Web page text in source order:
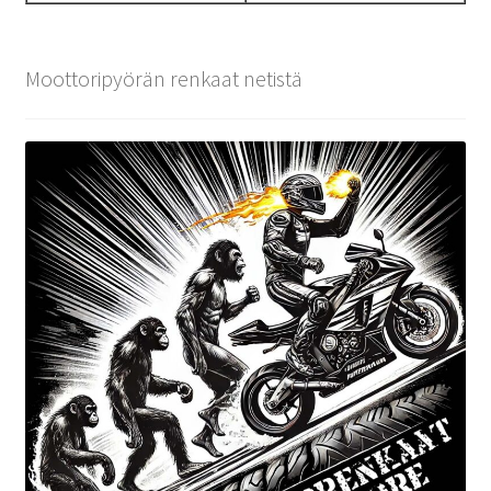
Moottoripyörän renkaat netistä